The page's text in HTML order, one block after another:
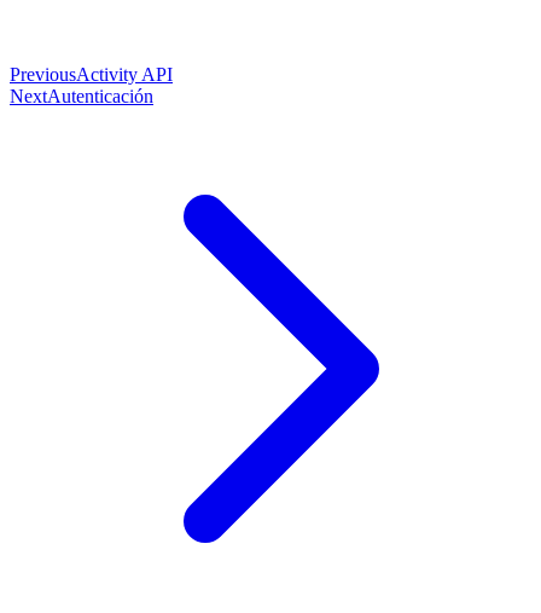
PreviousActivity API
NextAutenticación